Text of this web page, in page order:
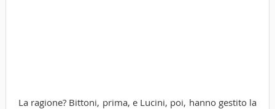
La ragione? Bittoni, prima, e Lucini, poi, hanno gestito la